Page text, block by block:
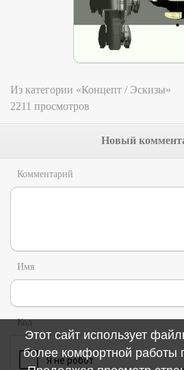
Из категории «Концепт / Эскизы»
2211 просмотров
Новый
Комментарий
Имя
Код
Этот сайт использует
более комфортной работы